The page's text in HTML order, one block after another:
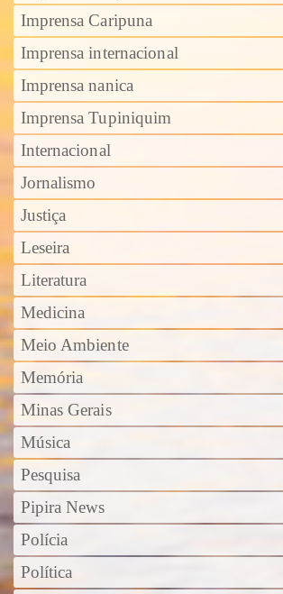
Imprensa Caripuna
Imprensa internacional
Imprensa nanica
Imprensa Tupiniquim
Internacional
Jornalismo
Justiça
Leseira
Literatura
Medicina
Meio Ambiente
Memória
Minas Gerais
Música
Pesquisa
Pipira News
Polícia
Política